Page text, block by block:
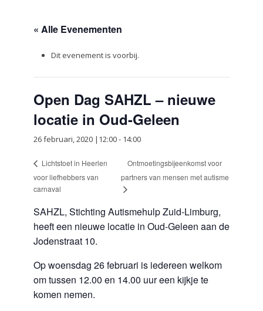
« Alle Evenementen
Dit evenement is voorbij.
Open Dag SAHZL – nieuwe
locatie in Oud-Geleen
26 februari, 2020 |12:00- 14:00
Lichtstoet in Heerlen
voor liefhebbers van
carnaval
Ontmoetingsbijeenkomst voor
partners van mensen met autisme
SAHZL, Stichting Autismehulp Zuid-Limburg,
heeft een nieuwe locatie in Oud-Geleen aan de
Jodenstraat 10.
Op woensdag 26 februari is iedereen welkom
om tussen 12.00 en 14.00 uur een kijkje te
komen nemen.